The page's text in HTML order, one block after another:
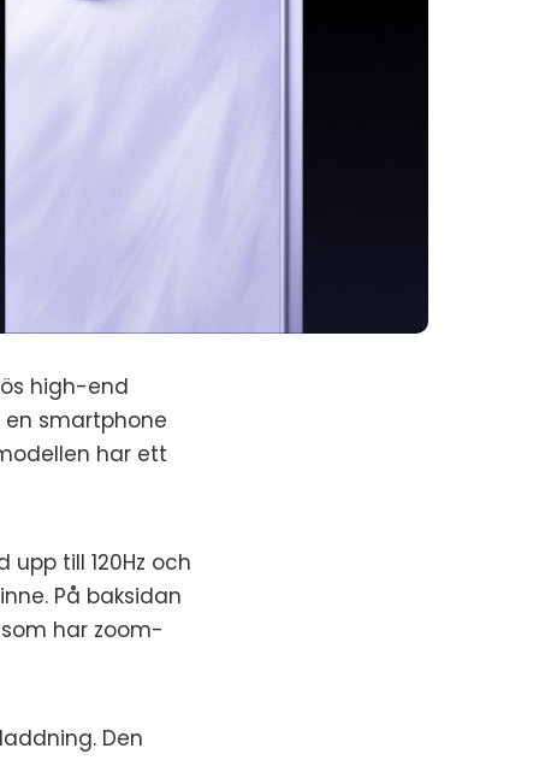
high-end
en smartphone
har ett
till 120Hz och
På baksidan
har zoom-
Den